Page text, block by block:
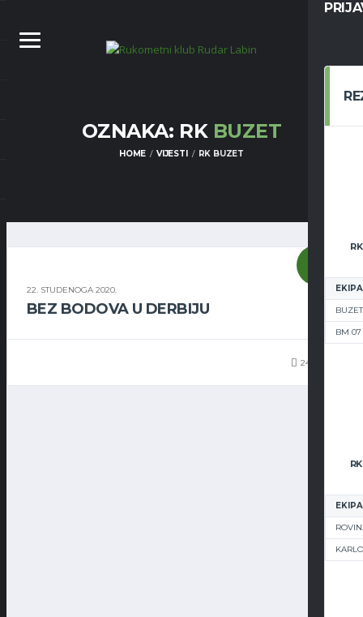
EKIPA
BUZET
BM 07
EKIPA
OZNAKA: RK BUZET
HOME VIJESTI RK BUZET
22. STUDENOGA 2020.
BEZ BODOVA U DERBIJU
24